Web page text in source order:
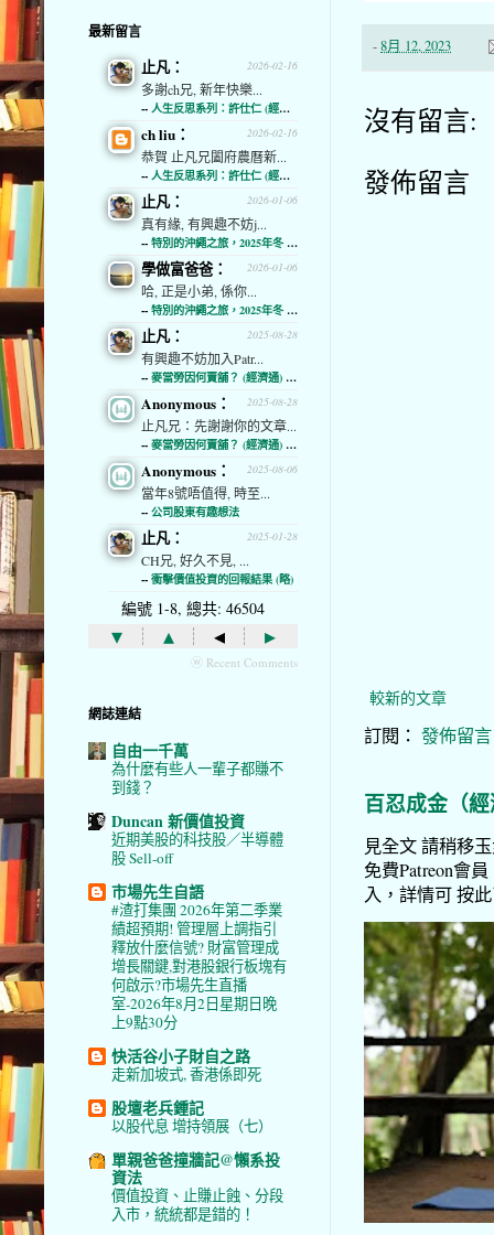
-8月 12, 2023
沒有留言:
發佈留言
較新的文章
訂閱： 發佈留
百忍成金（
見全文 請稍移
免費Patreon會
入，詳情可 按
最新留言
2026-02-16
止凡：
多謝ch兄, 新年快樂...
-- 人生反思系列：許仕仁 (經濟通)
2026-02-16
ch liu：
恭賀 止凡兄闔府農曆新...
-- 人生反思系列：許仕仁 (經濟通)
2026-01-06
止凡：
真有緣, 有興趣不妨j...
-- 特別的沖繩之旅，2025年冬 (經濟通)
2026-01-06
學做富爸爸：
哈, 正是小弟, 係你...
-- 特別的沖繩之旅，2025年冬 (經濟通)
2025-08-28
止凡：
有興趣不妨加入Patr...
-- 麥當勞因何賣舖？ (經濟通) (略)
2025-08-28
Anonymous：
止凡兄：先謝謝你的文章...
-- 麥當勞因何賣舖？ (經濟通) (略)
2025-08-06
Anonymous：
當年8號唔值得, 時至...
-- 公司股東有趣想法
2025-01-28
止凡：
CH兄, 好久不見, ...
-- 衝擊價值投資的回報結果 (略)
編號 1-8, 總共: 46504
▾ ▴ ◂ ▸
ⓦ Recent Comments
網誌連結
自由一千萬
為什麼有些人一輩子都賺不
到錢？
Duncan 新價值投資
近期美股的科技股／半導體
股 Sell-off
市場先生自語
#渣打集團 2026年第二季業
績超預期! 管理層上調指引
釋放什麼信號? 財富管理成
增長關鍵,對港股銀行板塊有
何啟示?市場先生直播
室-2026年8月2日星期日晚
上9點30分
快活谷小子財自之路
走新加坡式, 香港係即死
股壇老兵鍾記
以股代息 增持領展（七）
單親爸爸撞牆記@懶系投
資法
價值投資、止賺止蝕、分段
入市，統統都是錯的！